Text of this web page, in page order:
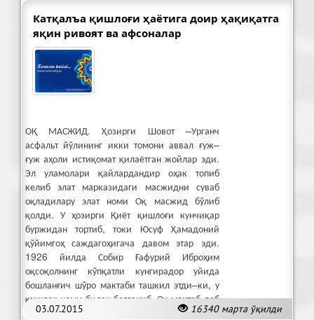
Катқалъа қишлоғи ҳаётига доир ҳақиқатга
яқин ривоят ва афсоналар
03.07.2015 16340 марта ўқилди
ОҚ МАСЖИД. Ҳозирги Шовот –Урганч
асфальт йўлининг икки томони аввал ғуж–
ғуж аҳоли истиқомат қилаётган жойлар эди.
Эл уламолари қайлардандир оҳак топиб
келиб элат марказидаги масжидни суваб
оқладилару элат номи Оқ масжид бўлиб
қолди. У ҳозирги Қиёт қишлоғи кунчиқар
буржидан тортиб, токи Юсуф Ҳамадоний
қўйимгоҳ саждагоҳигача давом этар эди.
1926 йилда Собир Ғафурий Иброҳим
оқсоқолнинг кўпқатли кунгирадор уйида
бошланғич шўро мактаби ташкил этди–ки, у
қишлоқ номи билан боғланиб, Оқ мактаб деб
атала бошланди.